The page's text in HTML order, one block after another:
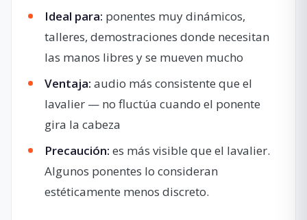
Ideal para: ponentes muy dinámicos,
talleres, demostraciones donde necesitan
las manos libres y se mueven mucho
Ventaja: audio más consistente que el
lavalier — no fluctúa cuando el ponente
gira la cabeza
Precaución: es más visible que el lavalier.
Algunos ponentes lo consideran
estéticamente menos discreto.